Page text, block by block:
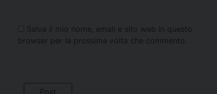
Salva il mio nome, email e sito web in questo
browser per la prossima volta che commento.